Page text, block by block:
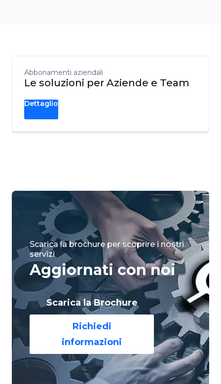
Abbonamenti aziendali
Le soluzioni per Aziende e Team
Dettaglio
Scarica la brochure per scoprire i nostri
servizi
Aggiornati con noi
Scarica la Brochure
Richiedi
informazioni